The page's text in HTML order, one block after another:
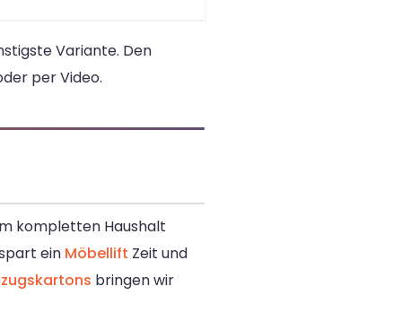
Variante. Den
per Video.
kompletten Haushalt
ein Möbellift Zeit und
bringen wir